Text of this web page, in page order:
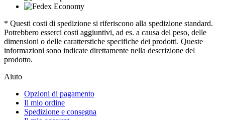
* Questi costi di spedizione si riferiscono alla spedizione standard.
Potrebbero esserci costi aggiuntivi, ad es. a causa del peso, delle
dimensioni o delle caratterstiche specifiche dei prodotti. Queste
informazioni sono indicate direttamente nella descrizione del
prodotto.
Aiuto
Opzioni di pagamento
Il mio ordine
Spedizione e consegna